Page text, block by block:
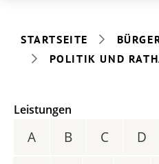
STARTSEITE
POLITIK UND
Leistungen
A B C D